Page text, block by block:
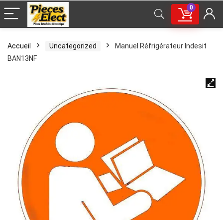
0
Accueil Uncategorized
Manuel Réfrigérateur Indesit
BAN13NF